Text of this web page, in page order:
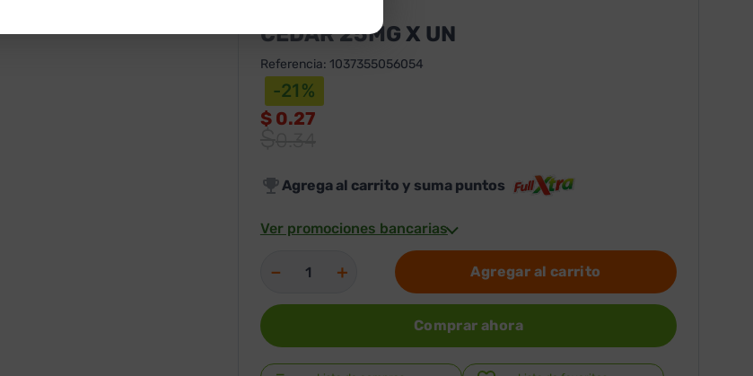
CEDAR 25MG X UN
Referencia: 1037355056054
-21 %
$ 0.27
Agrega al carrito y suma puntos
Ver promociones bancarias
＋
－ Agregar al carrito
Comprar ahora